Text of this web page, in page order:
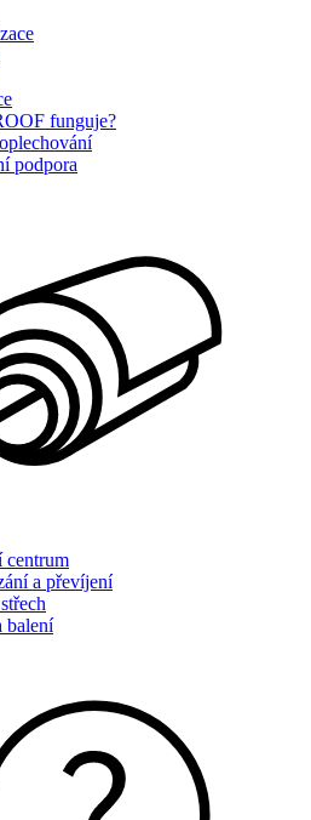
funguje?
podpora
centrum
a převíjení
balení